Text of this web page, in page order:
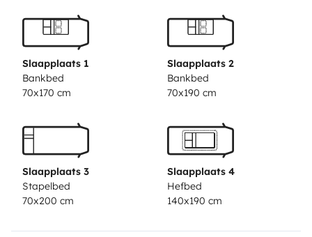
autant !
Equipé de vaisselle et couverts en inox, de poeles et
casserolles , mais aussi:
- barbecue gaz
- jeux (molky, badminton, boules)
- tuyau d’eau et adaptateurs
- cable électrique et adaptateur
- transformateur 12V vers 220V, caisse à outils,
sangles,
Slaapplaats 1
Bankbed
70x170 cm
Slaapplaats 2
Bankbed
70x190 cm
Slaapplaats 3
Stapelbed
70x200 cm
Slaapplaats 4
Hefbed
140x190 cm